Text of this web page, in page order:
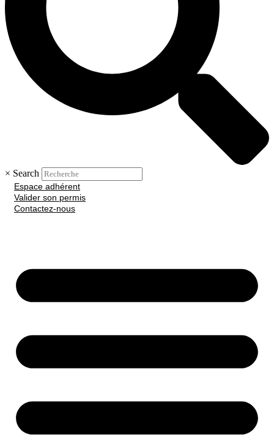
× Search
Espace adhérent
Valider son permis
Contactez-nous